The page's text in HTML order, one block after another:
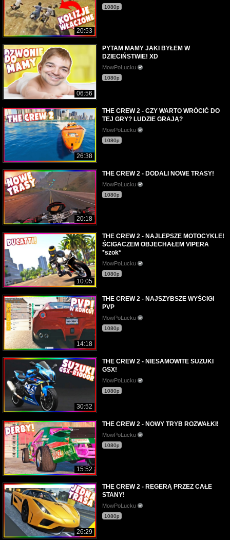
20:53
1080p
06:56
PYTAM MAMY JAKI BYŁEM W
DZIECIŃSTWIE! XD
MowPoLucku
1080p
26:38
THE CREW 2 - CZY WARTO WRÓCIĆ DO
TEJ GRY? LUDZIE GRAJĄ?
MowPoLucku
1080p
20:18
THE CREW 2 - DODALI NOWE TRASY!
MowPoLucku
1080p
10:05
THE CREW 2 - NAJLEPSZE MOTOCYKLE!
ŚCIGACZEM OBJECHAŁEM VIPERA
*szok*
MowPoLucku
1080p
14:18
THE CREW 2 - NAJSZYBSZE WYŚCIGI
PVP
MowPoLucku
1080p
30:52
THE CREW 2 - NIESAMOWITE SUZUKI
GSX!
MowPoLucku
1080p
15:52
THE CREW 2 - NOWY TRYB ROZWAŁKI!
MowPoLucku
1080p
26:29
THE CREW 2 - REGERĄ PRZEZ CAŁE
STANY!
MowPoLucku
1080p